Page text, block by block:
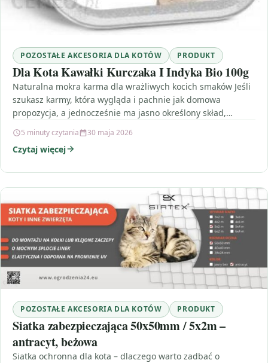
POZOSTAŁE AKCESORIA DLA KOTÓW PRODUKT
Dla Kota Kawałki Kurczaka I Indyka Bio 100g
Naturalna mokra karma dla wrażliwych kocich smaków Jeśli
szukasz karmy, która wygląda i pachnie jak domowa
propozycja, a jednocześnie ma jasno określony skład,
5 minuty czytania 30 maja 2026
Czytaj więcej
POZOSTAŁE AKCESORIA DLA KOTÓW PRODUKT
Siatka zabezpieczająca 50x50mm / 5x2m –
antracyt, beżowa
Siatka ochronna dla kota – dlaczego warto zadbać o